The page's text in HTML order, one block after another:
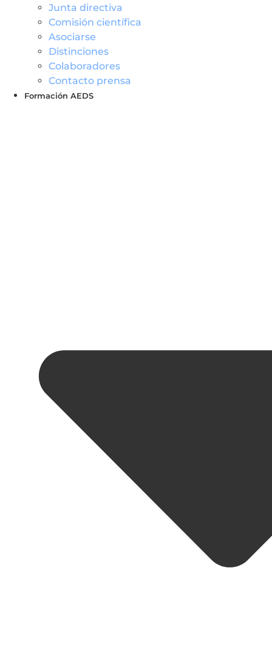
Junta directiva
Comisión científica
Asociarse
Distinciones
Colaboradores
Contacto prensa
Formación AEDS